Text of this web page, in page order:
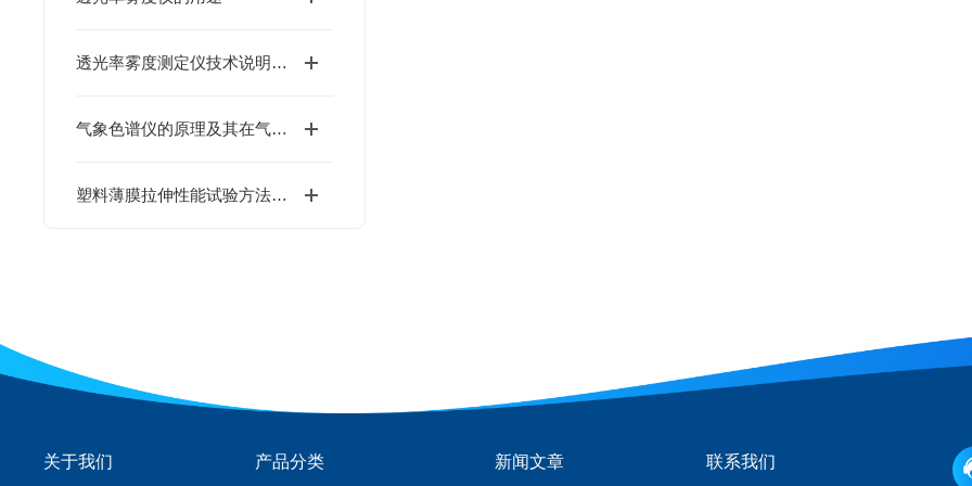
透光率雾度测定仪技术说明与技术论证
气象色谱仪的原理及其在气象学中的重要性
塑料薄膜拉伸性能试验方法的国家标准
关于我们 产品分类 新闻文章 联系我们